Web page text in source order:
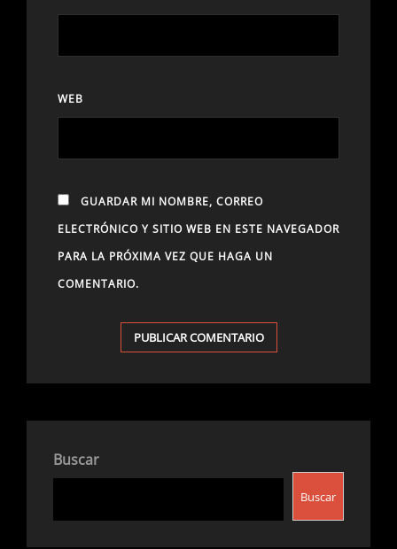
WEB
GUARDAR MI NOMBRE, CORREO
ELECTRÓNICO Y SITIO WEB EN ESTE NAVEGADOR
PARA LA PRÓXIMA VEZ QUE HAGA UN
COMENTARIO.
Buscar
Buscar